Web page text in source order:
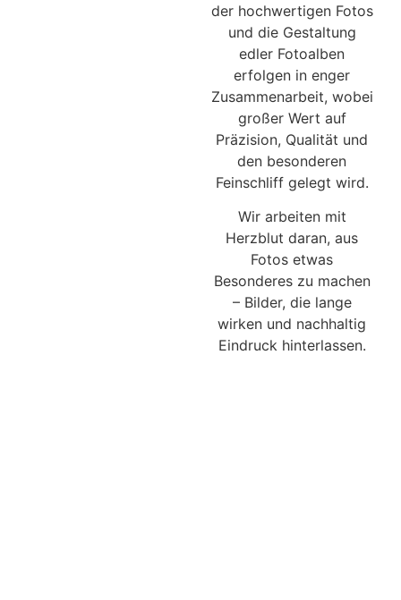
der hochwertigen Fotos
und die Gestaltung
edler Fotoalben
erfolgen in enger
Zusammenarbeit, wobei
großer Wert auf
Präzision, Qualität und
den besonderen
Feinschliff gelegt wird.
Wir arbeiten mit
Herzblut daran, aus
Fotos etwas
Besonderes zu machen
– Bilder, die lange
wirken und nachhaltig
Eindruck hinterlassen.